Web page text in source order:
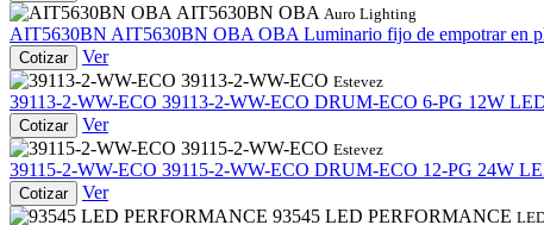
AIT5630BN OBA Auro Lighting
AIT5630BN AIT5630BN OBA OBA Luminario fijo de empotrar en
Cotizar
Ver
39113-2-WW-ECO Estevez
39113-2-WW-ECO 39113-2-WW-ECO DRUM-ECO 6-PG 12W
Cotizar
Ver
39115-2-WW-ECO Estevez
39115-2-WW-ECO 39115-2-WW-ECO DRUM-ECO 12-PG 24W
Cotizar
Ver
93545 LED PERFORMANCE